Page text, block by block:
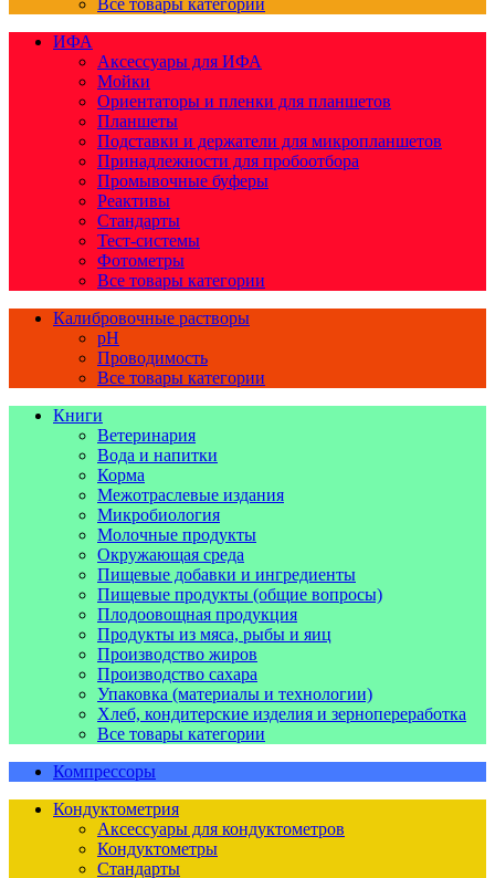
Все товары категории
ИФА
Аксессуары для ИФА
Мойки
Ориентаторы и пленки для планшетов
Планшеты
Подставки и держатели для микропланшетов
Принадлежности для пробоотбора
Промывочные буферы
Реактивы
Стандарты
Тест-системы
Фотометры
Все товары категории
Калибровочные растворы
pH
Проводимость
Все товары категории
Книги
Ветеринария
Вода и напитки
Корма
Межотраслевые издания
Микробиология
Молочные продукты
Окружающая среда
Пищевые добавки и ингредиенты
Пищевые продукты (общие вопросы)
Плодоовощная продукция
Продукты из мяса, рыбы и яиц
Производство жиров
Производство сахара
Упаковка (материалы и технологии)
Хлеб, кондитерские изделия и зернопереработка
Все товары категории
Компрессоры
Кондуктометрия
Аксессуары для кондуктометров
Кондуктометры
Стандарты